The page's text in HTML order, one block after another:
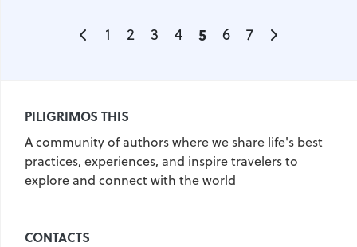
1 2 3 4 5 6 7
PILIGRIMOS THIS
A community of authors where we share life's best
practices, experiences, and inspire travelers to
explore and connect with the world
CONTACTS